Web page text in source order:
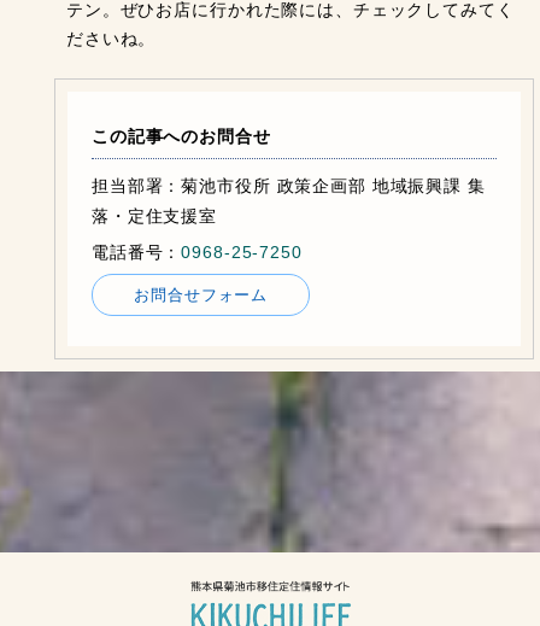
テン。ぜひお店に行かれた際には、チェックしてみてく
ださいね。
この記事へのお問合せ
担当部署：菊池市役所 政策企画部 地域振興課 集
落・定住支援室
電話番号：0968-25-7250
お問合せフォーム